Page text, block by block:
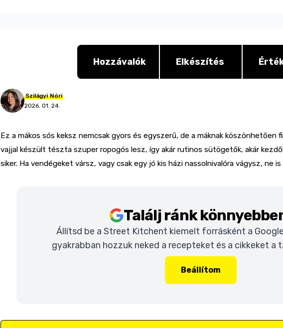
Hozzávalók Elkészítés
Szilágyi Nóri
2026. 01. 24.
Ez a mákos sós keksz nemcsak gyors és egyszerű, de a máknak köszönhetően
vajjal készült tészta szuper ropogós lesz, így akár rutinos sütögetők, akár
siker. Ha vendégeket vársz, vagy csak egy jó kis házi nassolnivalóra vágysz, ne
Találj ránk
Állítsd be a Street Kitchent kiemelt forrásként a
gyakrabban hozzuk neked a recepteket és a cikkeket a
Beállítom